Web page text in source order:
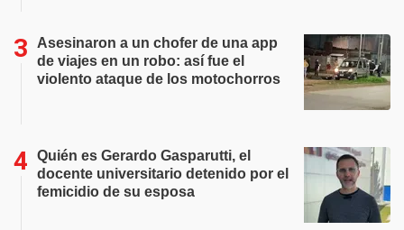
Asesinaron a un chofer de una app
de viajes en un robo: así fue el
violento ataque de los motochorros
Quién es Gerardo Gasparutti, el
docente universitario detenido por el
femicidio de su esposa